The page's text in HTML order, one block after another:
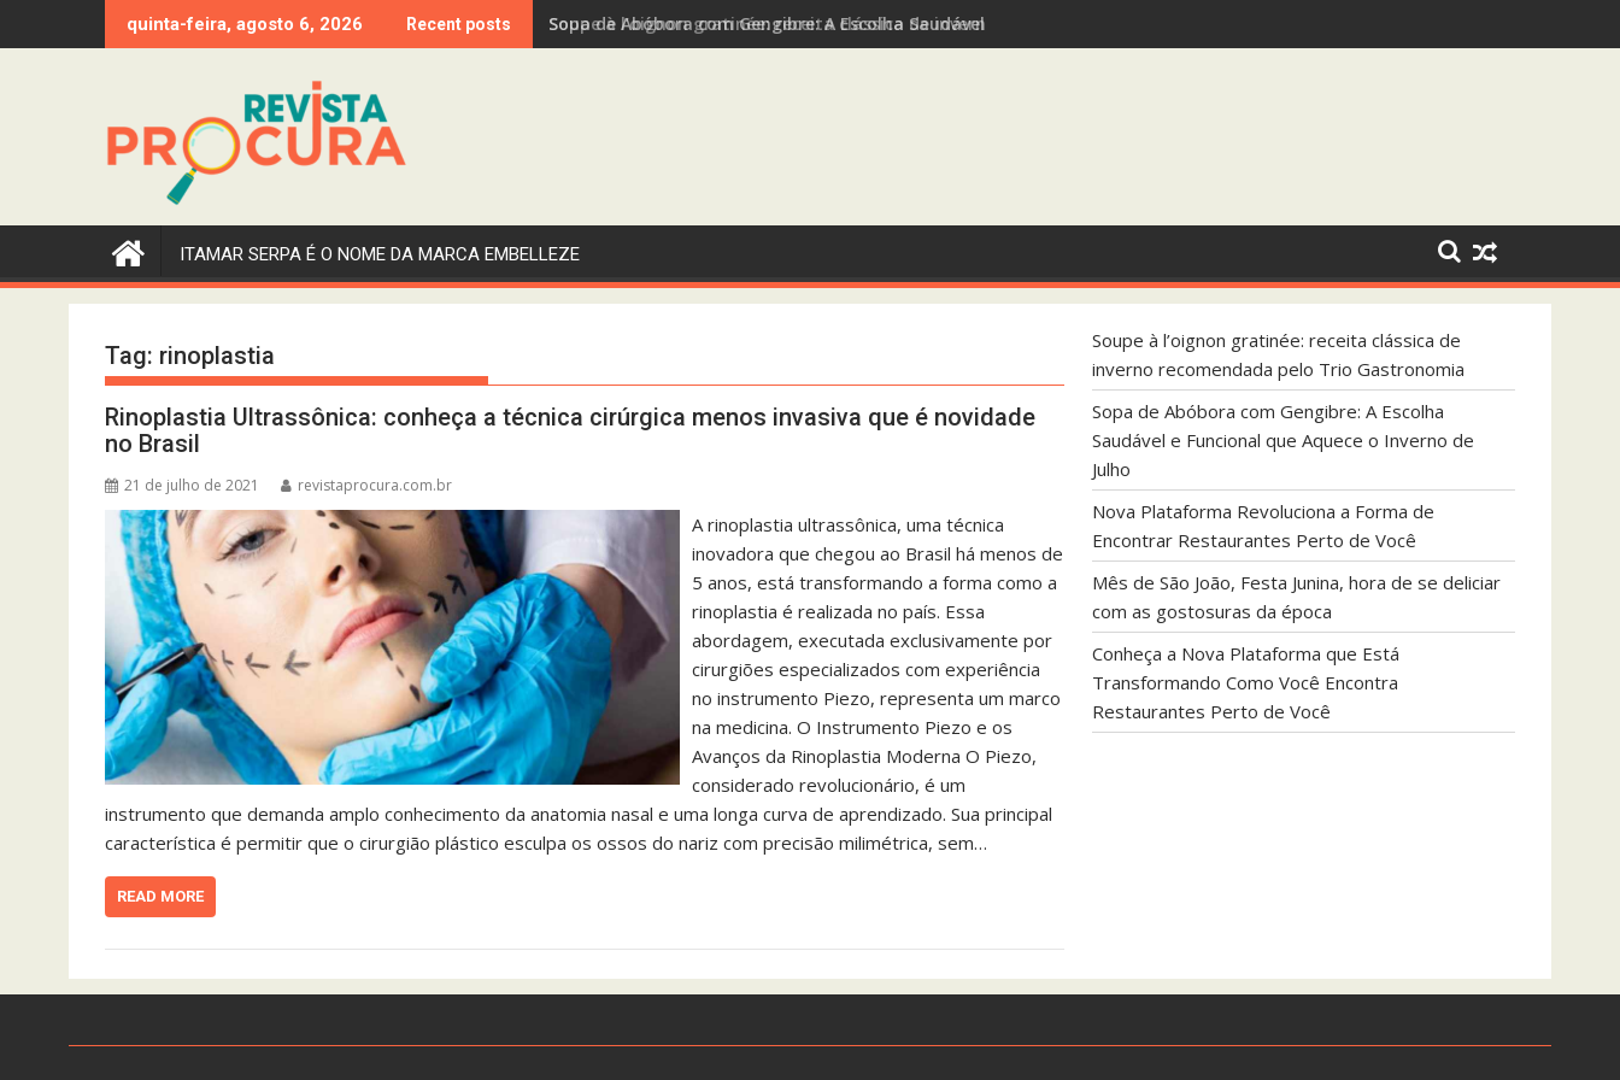
to
quinta-feira, agosto 6, 2026 Recent posts Sopa de Abóbora com Gengibre: A Escolha Saudável e Funcional que Aquece o Inverno de Julho
ITAMAR SERPA É O NOME DA MARCA EMBELLEZE
Tag: rinoplastia
Rinoplastia Ultrassônica: conheça a técnica cirúrgica menos invasiva que é novidade
no Brasil
21 de julho de 2021 revistaprocura.com.br
A rinoplastia ultrassônica, uma técnica
inovadora que chegou ao Brasil há menos de
5 anos, está transformando a forma como a
rinoplastia é realizada no país. Essa
abordagem, executada exclusivamente por
cirurgiões especializados com experiência
no instrumento Piezo, representa um marco
na medicina. O Instrumento Piezo e os
Avanços da Rinoplastia Moderna O Piezo,
considerado revolucionário, é um
instrumento que demanda amplo conhecimento da anatomia nasal e uma longa curva de aprendizado. Sua principal
característica é permitir que o cirurgião plástico esculpa os ossos do nariz com precisão milimétrica, sem…
READ MORE
Soupe à l’oignon gratinée: receita clássica de
inverno recomendada pelo Trio Gastronomia
Sopa de Abóbora com Gengibre: A Escolha
Saudável e Funcional que Aquece o Inverno de
Julho
Nova Plataforma Revoluciona a Forma de
Encontrar Restaurantes Perto de Você
Mês de São João, Festa Junina, hora de se deliciar
com as gostosuras da época
Conheça a Nova Plataforma que Está
Transformando Como Você Encontra
Restaurantes Perto de Você